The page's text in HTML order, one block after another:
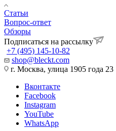
Статьи
Вопрос-ответ
Обзоры
Подписаться на рассылку
+7 (495) 145-10-82
shop@bleckt.com
г. Москва, улица 1905 года 23
Вконтакте
Facebook
Instagram
YouTube
WhatsApp